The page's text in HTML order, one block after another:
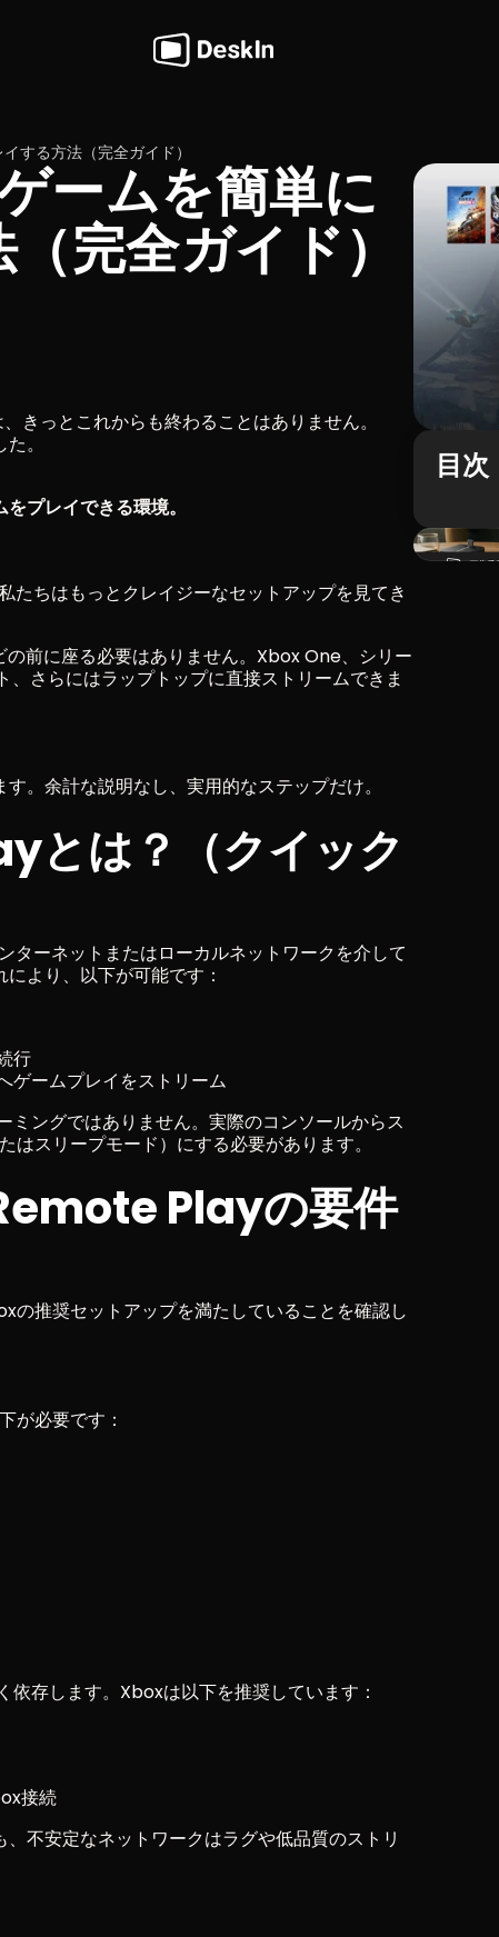
する方法（完全ガイド）
ームを簡単に
完全ガイド）
きっとこれからも終わることはありません。
。
プレイできる環境。
ちはもっとクレイジーなセットアップを見てき
前に座る必要はありません。Xbox One、シリー
さらにはラップトップに直接ストリームできま
。余計な説明なし、実用的なステップだけ。
とは？（クイック
ーネットまたはローカルネットワークを介して
より、以下が可能です：
行
ゲームプレイをストリーム
ングではありません。実際のコンソールからス
スリープモード）にする必要があります。
Playの要件
の推奨セットアップを満たしていることを確認し
が必要です：
存します。Xboxは以下を推奨しています：
接続
不安定なネットワークはラグや低品質のストリ
目次